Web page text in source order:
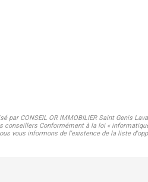
CONSEIL OR IMMOBILIER Saint Genis
Conformément à la loi «
vous informons de l'existence de la liste